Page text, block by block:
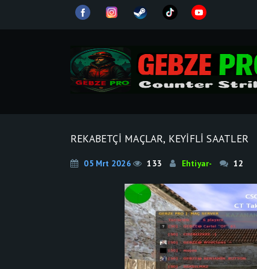
REKABETÇİ MAÇLAR, KEYİFLİ SAATLER
05 Mrt 2026 133 Ehtiyar- 12